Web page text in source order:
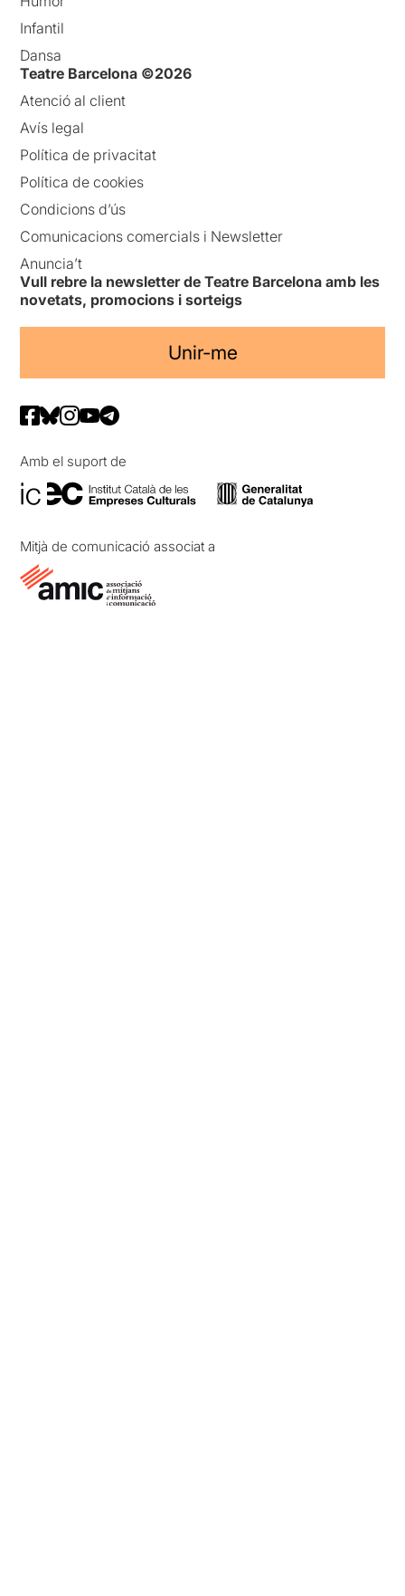
Infantil
Dansa
Teatre Barcelona ©2026
Atenció al client
Avís legal
Política de privacitat
Política de cookies
Condicions d’ús
Comunicacions comercials i Newsletter
Anuncia’t
Vull rebre la newsletter de Teatre Barcelona amb les
novetats, promocions i sorteigs
Unir-me
Amb el suport de
Mitjà de comunicació associat a